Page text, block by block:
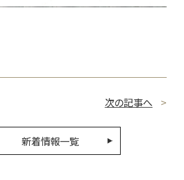
次の記事へ
新着情報一覧